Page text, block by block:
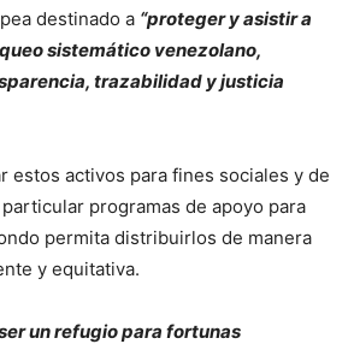
destinado a “proteger y asistir a
sistemático venezolano,
trazabilidad y justicia
estos activos para fines sociales y de
programas de apoyo para
permita distribuirlos de manera
y equitativa.
un refugio para fortunas